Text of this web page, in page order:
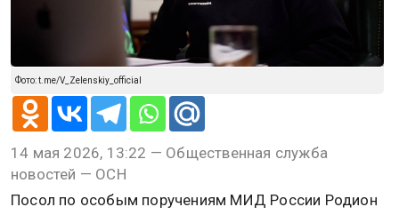
Фото: t.me/V_Zelenskiy_official
14 мая 2026, 13:22 — Общественная служба
новостей — ОСН
Посол по особым поручениям МИД России Родион